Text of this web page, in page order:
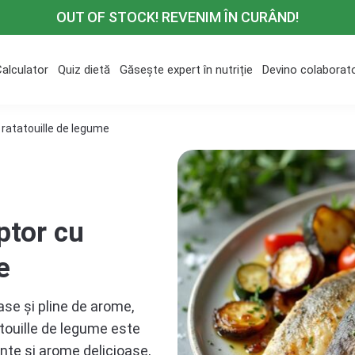
OUT OF STOCK! REVENIM ÎN CURÂND!
Quiz dietă Găsește expert în nutriție Devino
de legume
cu
și pline de arome,
de legume este
și arome delicioase,